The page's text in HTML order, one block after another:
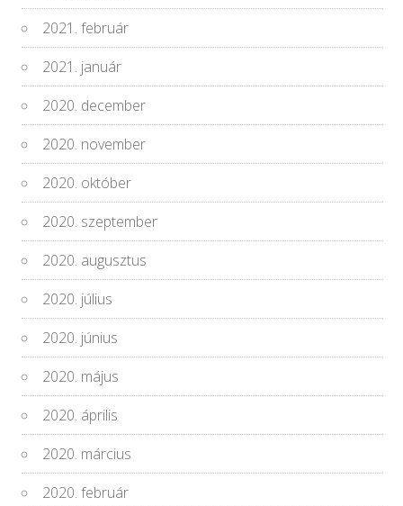
2021. február
2021. január
2020. december
2020. november
2020. október
2020. szeptember
2020. augusztus
2020. július
2020. június
2020. május
2020. április
2020. március
2020. február